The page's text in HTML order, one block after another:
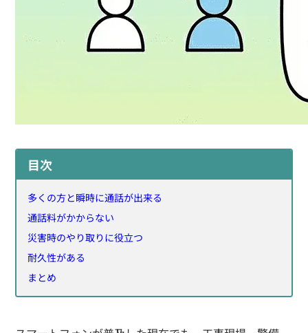
目次
多くの方と瞬時に通話が出来る
通話料がかからない
災害時のやり取りに役立つ
耐久性がある
まとめ